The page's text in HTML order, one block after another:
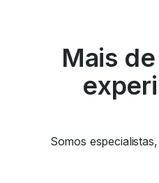
Mais
Somos